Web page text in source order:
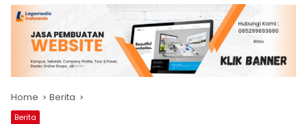
Home Berita
Berita